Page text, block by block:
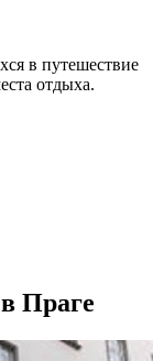
в путешествие
отдыха.
Праге